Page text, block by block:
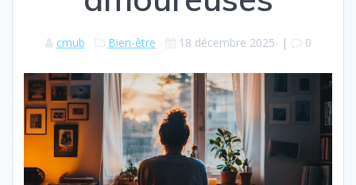
cmub Bien-être 18 décembre 2025 | 0